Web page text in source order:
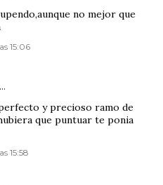
no mejor que
15:06
y precioso ramo de
que puntuar te ponia
15:58